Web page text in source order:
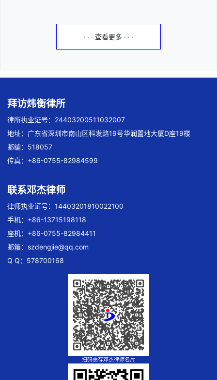
· · · 查看更多 · · ·
拜访炜衡律所
律所执业证号：24403200511032007
地址：广东省深圳市南山区科发路19号华润置地大厦D座19楼
邮编：518057
传真：+86-0755-82984599
联系邓杰律师
律师执业证号：14403201810022100
手机：+86-13715198118
座机：+86-0755-82984411
邮箱： szdengjie@qq.com
Q Q：578700168
扫码惠存邓杰律师名片